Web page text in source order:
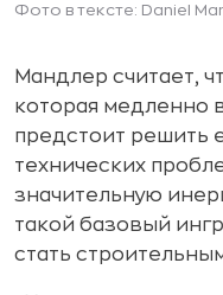
Фото в тексте: Daniel
Мандлер считает,
которая медленно
предстоит решить
технических
значительную
такой базовый
стать